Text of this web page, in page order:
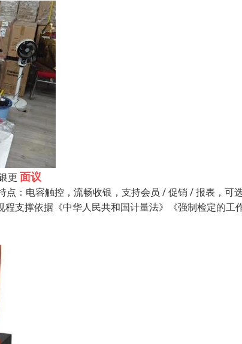
更 面议
：电容触控，流畅收银，支持会员 / 促销 / 报表，可
支撑依据《中华人民共和国计量法》《强制检定的工